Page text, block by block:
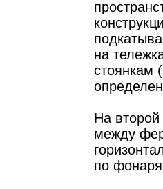
на
стоянкам
На второй
между
по